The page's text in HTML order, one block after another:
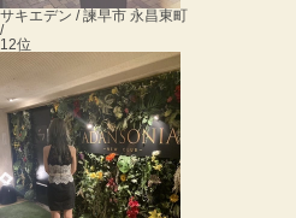
サキエデン / 諫早市 永昌東町
/
12位